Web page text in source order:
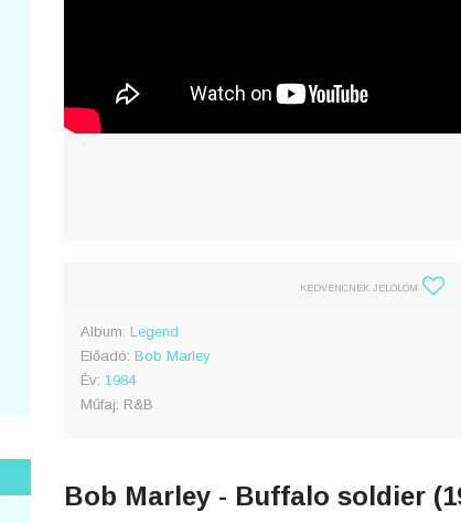
KEDVENCNEK JELÖLÖM
Album: Legend
Előadó: Bob Marley
Év: 1984
Műfaj: R&B
Bob Marley - Buffalo soldier